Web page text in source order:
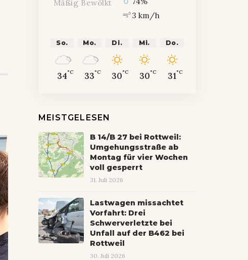
Mäßig Bewölkt
3 km/h
So.
34°C
Mo.
33°C
Di.
30°C
Mi.
30°C
Do.
31°C
MEISTGELESEN
B 14/B 27 bei Rottweil:
Umgehungsstraße ab
Montag für vier Wochen
voll gesperrt
31. Juli 2026
Lastwagen missachtet
Vorfahrt: Drei
Schwerverletzte bei
Unfall auf der B462 bei
Rottweil
30. Juli 2026